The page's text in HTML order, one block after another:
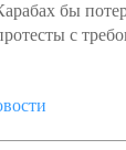
бы
с